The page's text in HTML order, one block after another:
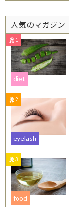
人気のマガジン
1
diet
2
eyelash
3
food